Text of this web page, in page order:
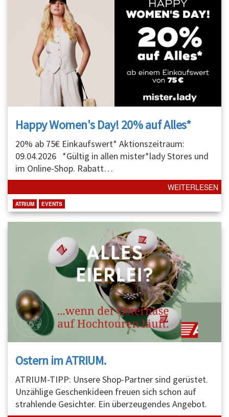
Happy Women's Day! 20% auf Alles*
20% ab 75€ Einkaufswert* Aktionszeitraum:
09.04.2026 *Gültig in allen mister*lady Stores und
im Online-Shop. Rabatt…
WEITERLESEN
ATRIUM EVENTS
Ostern im ATRIUM.
ATRIUM-TIPP: Unsere Shop-Partner sind gerüstet.
Unzählige Geschenkideen freuen sich schon auf
strahlende Gesichter. Ein überzeugendes Angebot.